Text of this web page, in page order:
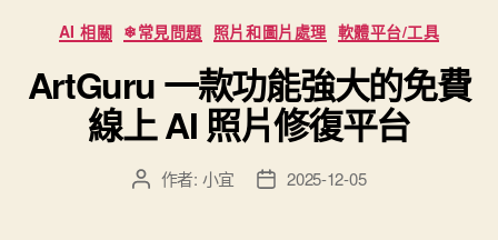
透
Gemini
AI
生
成
分
類
AI 相關 ❄常見問題 照片和圖片處理 軟體平台/工具
ArtGuru 一款功能強大的免費
線上 AI 照片修復平台
文 作者: 小宜
文 2025-12-05